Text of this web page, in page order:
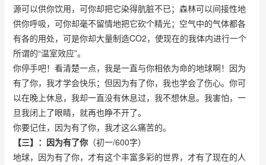
源可以供你饮用，可你却把它染得肮脏不已；森林可以间接性地
供你呼吸，可你却毫不留情地把它砍个精光；空气中的气体都各
有各的用处，可是你却大量制造CO2，使现在的我体内进行一个
所谓的“温室效应”。
你停手吧！看清楚一点，我是一直与你相依为命的地球啊！因为
有了你，我才学会快乐；但因为有了你，我也学会了伤心。你可
以在晚上休息，我却一直没有休息过，我不想休息。我害怕，一
旦我闭上了眼睛，就再也睁不开了。
你要记住，因为有了你，我才这么痛苦的。
【三】：因为有了你 （初一/600字）
地球，因为有了你，才有这个丰富多彩的世界，才有了现在的人